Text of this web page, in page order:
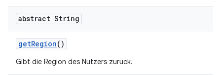
abstract String
getRegion()
Gibt die Region des Nutzers zurück.